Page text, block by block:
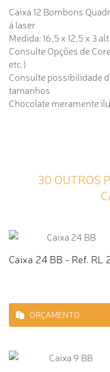
Caixa 12 Bombons
á laser
Medida: 16,5 x 12,5 x 3 alt.
Consulte Opções de
etc.)
Consulte possibilidade
tamanhos
Chocolate meramente
30 OUTROS
Caixa 24 BB - Ref. RL
ORÇAMENTO